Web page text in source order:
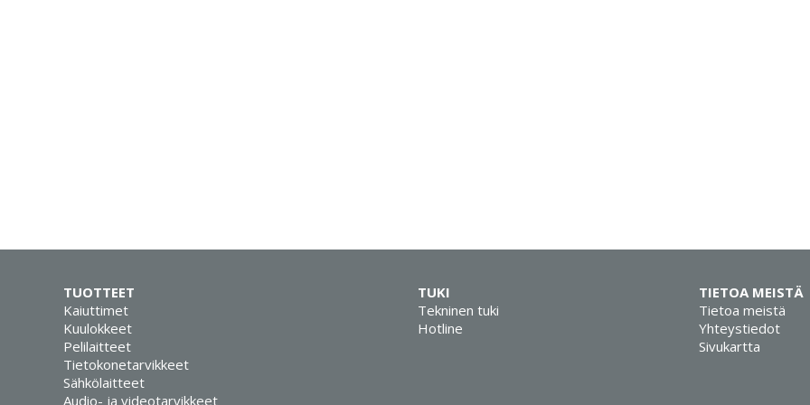
TUOTTEET
Kaiuttimet
Kuulokkeet
Pelilaitteet
Tietokonetarvikkeet
Sähkölaitteet
Audio- ja videotarvikkeet
TUKI
Tekninen tuki
Hotline
TIETOA MEISTÄ
Tietoa meistä
Yhteystiedot
Sivukartta